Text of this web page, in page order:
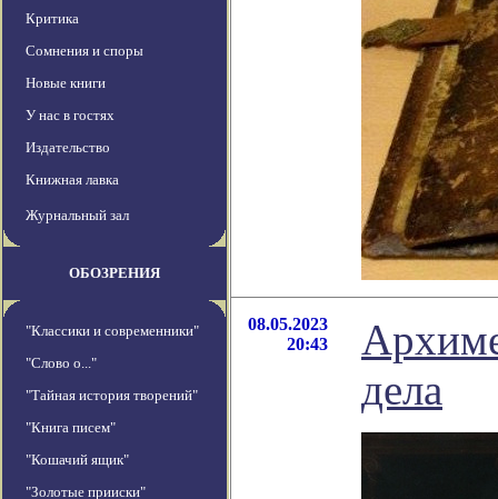
Критика
Сомнения и споры
Новые книги
У нас в гостях
Издательство
Книжная лавка
Журнальный зал
ОБОЗРЕНИЯ
"Классики и современники"
"Слово о..."
"Тайная история творений"
"Книга писем"
"Кошачий ящик"
"Золотые прииски"
08.05.2023
20:43
дела